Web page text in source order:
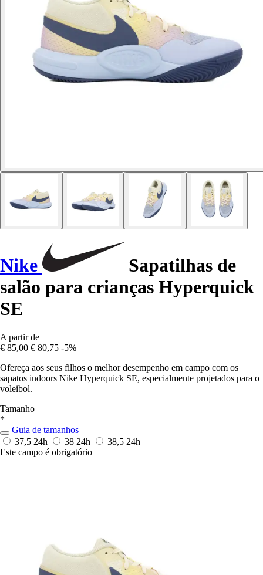
Nike
Sapatilhas de
salão para crianças Hyperquick
SE
A partir de
€ 85,00 € 80,75 -5%
Ofereça aos seus filhos o melhor desempenho em campo com os
sapatos indoors Nike Hyperquick SE, especialmente projetados para o
voleibol.
Tamanho
*
Guia de tamanhos
37,5 24h 38 24h 38,5 24h
Este campo é obrigatório